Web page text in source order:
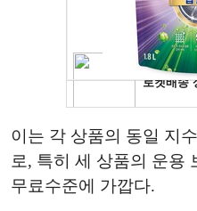
이는 각 상품의 동일 지
로, 특히 세 상품의 운용
무료수준에 가깝다.